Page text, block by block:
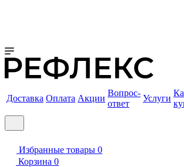
Доставка Оплата Акции
Вопрос-
ответ
Услуги
Избранные товары 0
Корзина 0